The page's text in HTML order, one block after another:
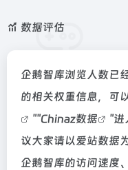
数据评估
企鹅智库浏览人数已
的相关权重信息，可
""Chinaz数据
"进
议大家请以爱站数据
企鹅智库的访问速度